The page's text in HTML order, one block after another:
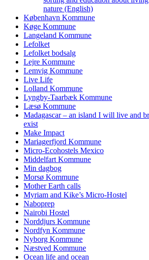
nature (English)
København Kommune
Køge Kommune
Langeland Kommune
Lefolket
Lefolket bodsalg
Lejre Kommune
Lemvig Kommune
Live Life
Lolland Kommune
Lyngby-Taarbæk Kommune
Læsø Kommune
Madagascar – an island I will live and
exist
Make Impact
Mariagerfjord Kommune
Micro-Ecohostels Mexico
Middelfart Kommune
Min dagbog
Morsø Kommune
Mother Earth calls
Myriam and Kike’s Micro-Hostel
Naboprep
Nairobi Hostel
Norddjurs Kommune
Nordfyn Kommune
Nyborg Kommune
Næstved Kommune
Ocean life and ocean